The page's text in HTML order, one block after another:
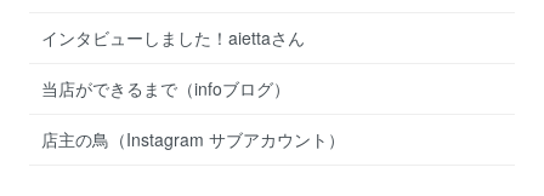
インタビューしました！aiettaさん
当店ができるまで（infoブログ）
店主の鳥（Instagram サブアカウント）